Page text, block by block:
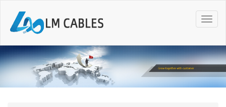
T
o
g
l
n
a